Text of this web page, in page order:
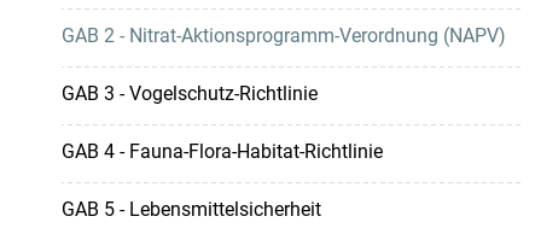
GAB 2 - Nitrat-Aktionsprogramm-Verordnung (NAPV)
GAB 3 - Vogelschutz-Richtlinie
GAB 4 - Fauna-Flora-Habitat-Richtlinie
GAB 5 - Lebensmittelsicherheit